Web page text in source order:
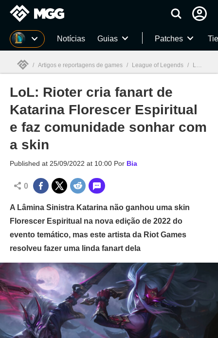
Millenium Notícias Guias Patches
Millenium
/ Artigos e reportagens de games / League of Legends / LoL: Rioter cria fanart de Katarina Florescer Espiritual e faz comunidade sonhar com a skin
LoL: Rioter cria fanart de
Katarina Florescer Espiritual
e faz comunidade sonhar com
a skin
Published at 25/09/2022 at 10:00 Por Bia
0
A Lâmina Sinistra Katarina não ganhou uma skin
Florescer Espiritual na nova edição de 2022 do
evento temático, mas este artista da Riot Games
resolveu fazer uma linda fanart dela